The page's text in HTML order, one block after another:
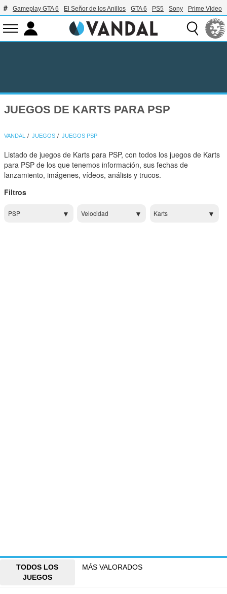
Gameplay GTA 6 El Señor de los Anillos GTA 6 PS5 Sony Prime Video
JUEGOS DE KARTS PARA PSP
VANDAL JUEGOS JUEGOS PSP
Listado de juegos de Karts para PSP, con todos los juegos de Karts
para PSP de los que tenemos información, sus fechas de
lanzamiento, imágenes, vídeos, análisis y trucos.
Filtros
PSP Velocidad Karts
TODOS LOS
JUEGOS
MÁS VALORADOS